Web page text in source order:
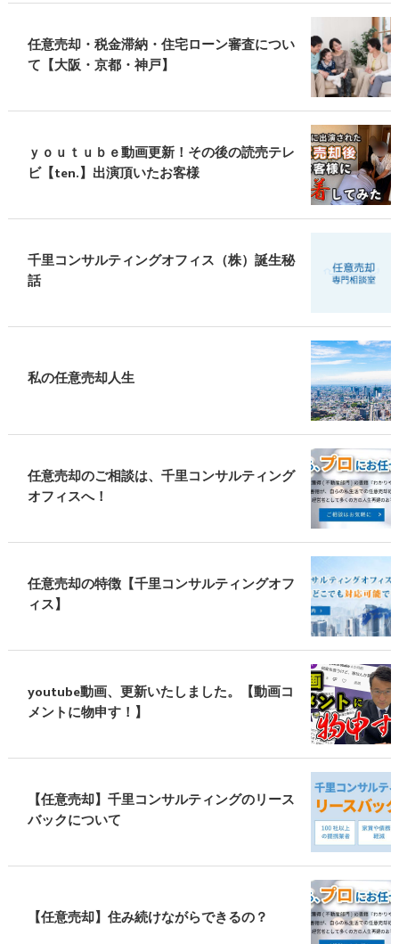
任意売却・税金滞納・住宅ローン審査につい
て【大阪・京都・神戸】
ｙｏｕｔｕｂｅ動画更新！その後の読売テレ
ビ【ten.】出演頂いたお客様
千里コンサルティングオフィス（株）誕生秘
話
私の任意売却人生
任意売却のご相談は、千里コンサルティング
オフィスへ！
任意売却の特徴【千里コンサルティングオフ
ィス】
youtube動画、更新いたしました。【動画コ
メントに物申す！】
【任意売却】千里コンサルティングのリース
バックについて
【任意売却】住み続けながらできるの？